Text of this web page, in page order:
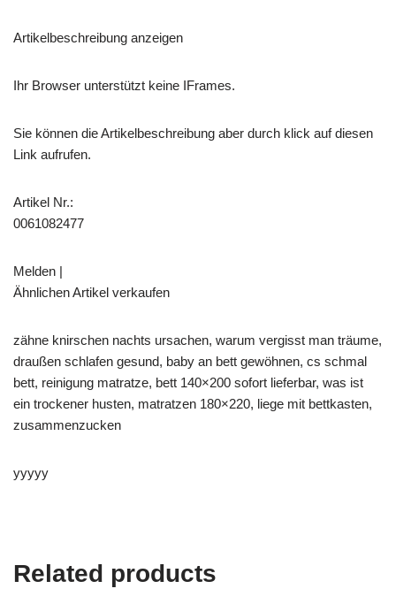
Artikelbeschreibung anzeigen
Ihr Browser unterstützt keine IFrames.
Sie können die Artikelbeschreibung aber durch klick auf diesen
Link aufrufen.
Artikel Nr.:
0061082477
Melden |
Ähnlichen Artikel verkaufen
zähne knirschen nachts ursachen, warum vergisst man träume,
draußen schlafen gesund, baby an bett gewöhnen, cs schmal
bett, reinigung matratze, bett 140×200 sofort lieferbar, was ist
ein trockener husten, matratzen 180×220, liege mit bettkasten,
zusammenzucken
yyyyy
Related products